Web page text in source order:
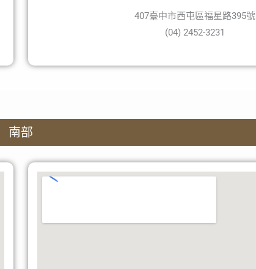
407臺中市西屯區福星路395號
(04) 2452-3231
南部